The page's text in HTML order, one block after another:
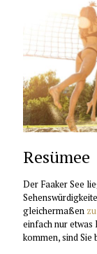
Resümee
Der Faaker See
gleichermaßen
einfach nur etwas
kommen, sind Sie